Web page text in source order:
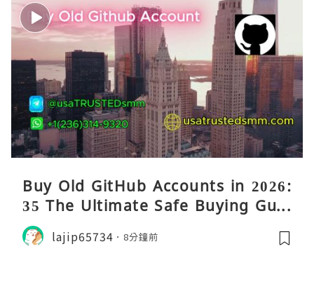
Buy Old GitHub Accounts in 2026:
35 The Ultimate Safe Buying Guid
e
lajip65734 8分鐘前